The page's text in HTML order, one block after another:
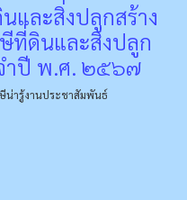
และสิ่งปลูกสร้าง
ที่ดินและสิ่งปลูก
ำปี พ.ศ. ๒๕๖๗
น่ารู้งานประชาสัมพันธ์